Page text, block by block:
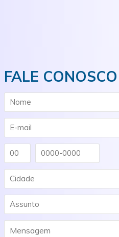
FALE CONOSCO